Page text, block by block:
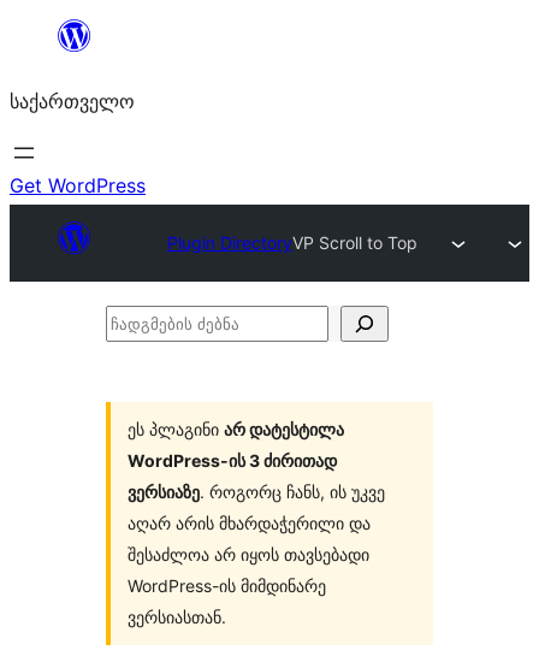
შიგთავსზე
საქართველო
Get WordPress
Plugin DirectoryVP Scroll to Top
ჩადგმების
ეს პლაგინი არ დატესტილა
WordPress-ის 3 ძირითად
ვერსიაზე. როგორც ჩანს, ის უკვე
აღარ არის მხარდაჭერილი და
შესაძლოა არ იყოს თავსებადი
WordPress-ის მიმდინარე
ვერსიასთან.